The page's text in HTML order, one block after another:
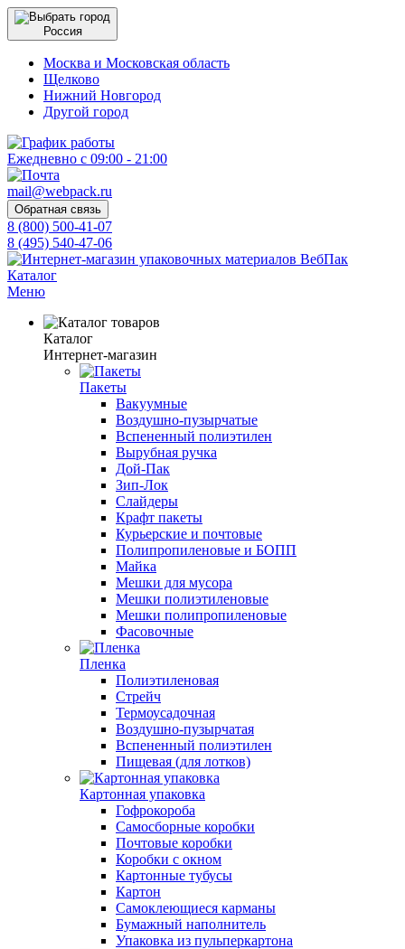
Россия
Москва и Московская область
Щелково
Нижний Новгород
Другой город
Ежедневно с 09:00 - 21:00
mail@webpack.ru
Обратная связь
8 (800) 500-41-07
8 (495) 540-47-06
Каталог
Меню
Каталог
Интернет-магазин
Пакеты
Вакуумные
Воздушно-пузырчатые
Вспененный полиэтилен
Вырубная ручка
Дой-Пак
Зип-Лок
Слайдеры
Крафт пакеты
Курьерские и почтовые
Полипропиленовые и БОПП
Майка
Мешки для мусора
Мешки полиэтиленовые
Мешки полипропиленовые
Фасовочные
Пленка
Полиэтиленовая
Стрейч
Термоусадочная
Воздушно-пузырчатая
Вспененный полиэтилен
Пищевая (для лотков)
Картонная упаковка
Гофрокороба
Самосборные коробки
Почтовые коробки
Коробки с окном
Картонные тубусы
Картон
Самоклеющиеся карманы
Бумажный наполнитель
Упаковка из пульперкартона